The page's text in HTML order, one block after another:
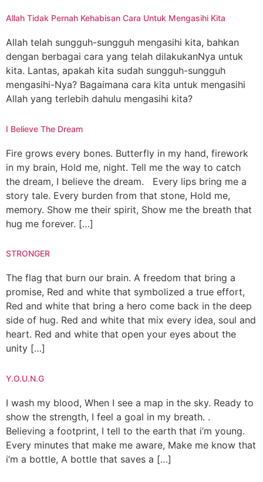
Allah Tidak Pernah Kehabisan Cara Untuk Mengasihi Kita
Allah telah sungguh-sungguh mengasihi kita, bahkan
dengan berbagai cara yang telah dilakukanNya untuk
kita. Lantas, apakah kita sudah sungguh-sungguh
mengasihi-Nya? Bagaimana cara kita untuk mengasihi
Allah yang terlebih dahulu mengasihi kita?
I Believe The Dream
Fire grows every bones. Butterfly in my hand, firework
in my brain, Hold me, night. Tell me the way to catch
the dream, I believe the dream. Every lips bring me a
story tale. Every burden from that stone, Hold me,
memory. Show me their spirit, Show me the breath that
hug me forever. […]
STRONGER
The flag that burn our brain. A freedom that bring a
promise, Red and white that symbolized a true effort,
Red and white that bring a hero come back in the deep
side of hug. Red and white that mix every idea, soul and
heart. Red and white that open your eyes about the
unity […]
Y.O.U.N.G
I wash my blood, When I see a map in the sky. Ready to
show the strength, I feel a goal in my breath. .
Believing a footprint, I tell to the earth that i’m young.
Every minutes that make me aware, Make me know that
i’m a bottle, A bottle that saves a […]